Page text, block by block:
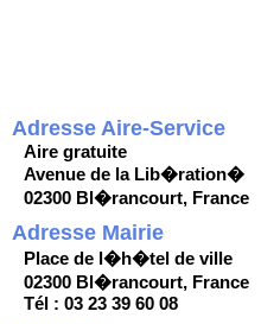
Adresse Aire-Service
Aire gratuite
Avenue de la Lib�ration�
02300 Bl�rancourt, France
Adresse Mairie
Place de l�h�tel de ville
02300 Bl�rancourt, France
Tél : 03 23 39 60 08